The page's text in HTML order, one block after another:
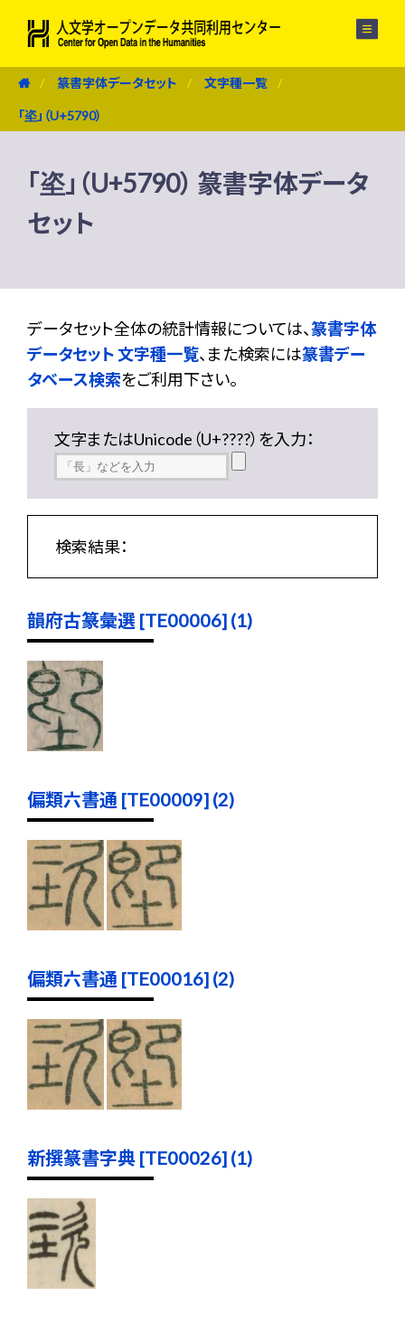
篆書字体データセット 文字種一覧
「垐」（U+5790）
「垐」（U+5790） 篆書字体データ
セット
データセット全体の統計情報については、篆書字体
データセット 文字種一覧、また検索には篆書デー
タベース検索をご利用下さい。
文字またはUnicode（U+????）を入力：
検索結果：
韻府古篆彙選 [TE00006] (1)
偏類六書通 [TE00009] (2)
偏類六書通 [TE00016] (2)
新撰篆書字典 [TE00026] (1)